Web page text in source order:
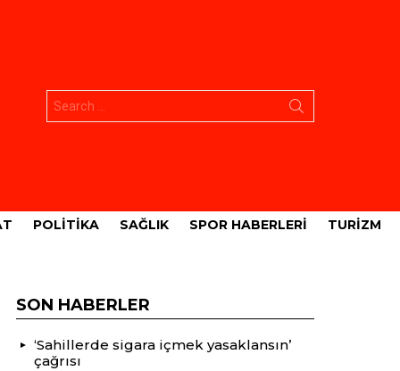
POLITIKA SAĞLIK SPOR HABERLERI TURIZM
SON HABERLER
‘Sahillerde sigara içmek yasaklansın’
çağrısı